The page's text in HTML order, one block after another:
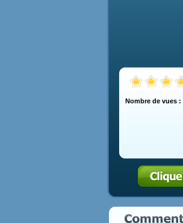
Nombre de vues :